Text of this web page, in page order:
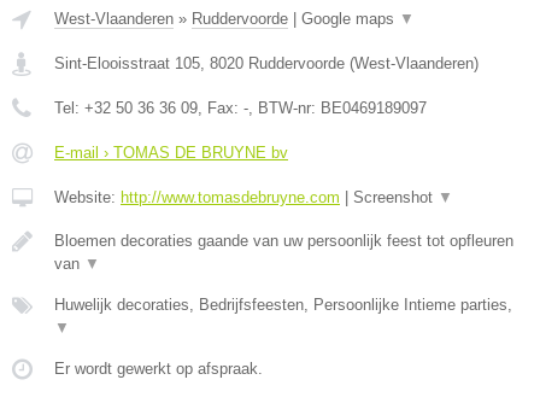
West-Vlaanderen » Ruddervoorde Google maps ▼
Sint-Elooisstraat 105, 8020 Ruddervoorde (West-Vlaanderen)
Tel: +32 50 36 36 09, Fax: -, BTW-nr: BE0469189097
E-mail › TOMAS DE BRUYNE bv
Website: http://www.tomasdebruyne.com Screenshot ▼
Bloemen decoraties gaande van uw persoonlijk feest tot opfleuren
van ▼
Huwelijk decoraties, Bedrijfsfeesten, Persoonlijke Intieme parties,
▼
Er wordt gewerkt op afspraak.